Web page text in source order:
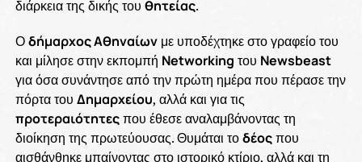
διάρκεια της δικής του θητείας.
Οδήμαρχος Αθηναίωνμε υποδέχτηκε στο γραφείο του
και μίλησε στην εκπομπή Networking του Newsbeast
για όσα συνάντησε από την πρώτη ημέρα που πέρασε την
πόρτα του Δημαρχείου, αλλά και για τις
προτεραιότητεςπου έθεσε αναλαμβάνοντας τη
διοίκηση της πρωτεύουσας. Θυμάται τοδέοςπου
αισθάνθηκε μπαίνοντας στο ιστορικό κτίριο, αλλά και τη